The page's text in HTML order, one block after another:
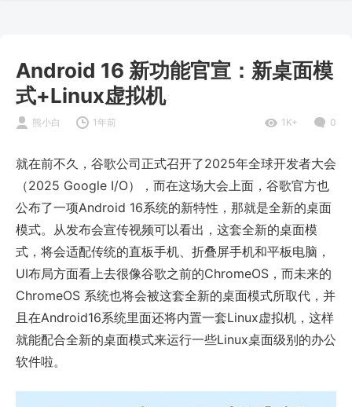
Android 16 新功能官宣：新桌面模
式+Linux虚拟机
熊小白 1年前 1K+ 0
就在前不久，谷歌公司正式召开了2025年全球开发者大会
（2025 Google I/O），而在这场大会上面，谷歌官方也
公布了一项Android 16系统的新特性，那就是全新的桌面
模式。从发布会宣传视频可以看出，这套全新的桌面模
式，将会适配传统的直板手机、折叠屏手机和平板电脑，
UI布局方面看上去很像谷歌之前的ChromeOS，而未来的
ChromeOS 系统也将会被这套全新的桌面模式所取代，并
且在Android16系统里面还将内置一套Linux虚拟机，这样
就能配合全新的桌面模式来运行一些Linux桌面级别的办公
软件啦。